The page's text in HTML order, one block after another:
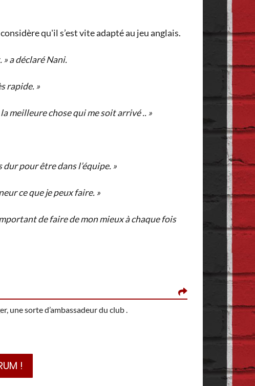
qu'il s’est vite adapté au jeu anglais.
a déclaré Nani.
rapide. »
meilleure chose qui me soit arrivé .. »
pour être dans l’équipe. »
ce que je peux faire. »
de faire de mon mieux à chaque fois
une sorte d’ambassadeur du club .
MIDNATAKA,
Drôle de carrière
!